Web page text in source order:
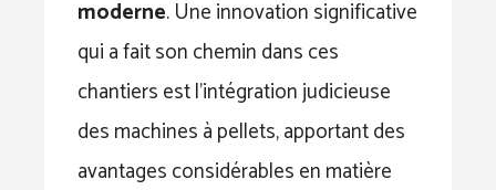
moderne. Une innovation significative
qui a fait son chemin dans ces
chantiers est l’intégration judicieuse
des machines à pellets, apportant des
avantages considérables en matière